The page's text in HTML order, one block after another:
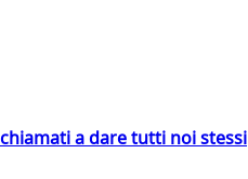
a dare tutti noi stessi